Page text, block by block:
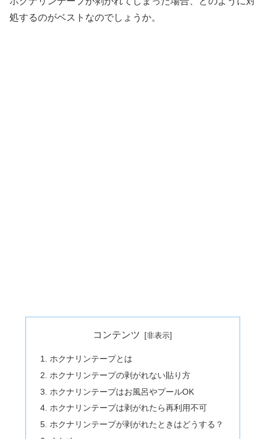
処するのがベストなのでしょうか。
コンテンツ
ホクナリンテープとは
ホクナリンテープの剥がれない貼り方
ホクナリンテープはお風呂やプールOK
ホクナリンテープは剥がれたら再利用不可
ホクナリンテープが剥がれたときはどうする？